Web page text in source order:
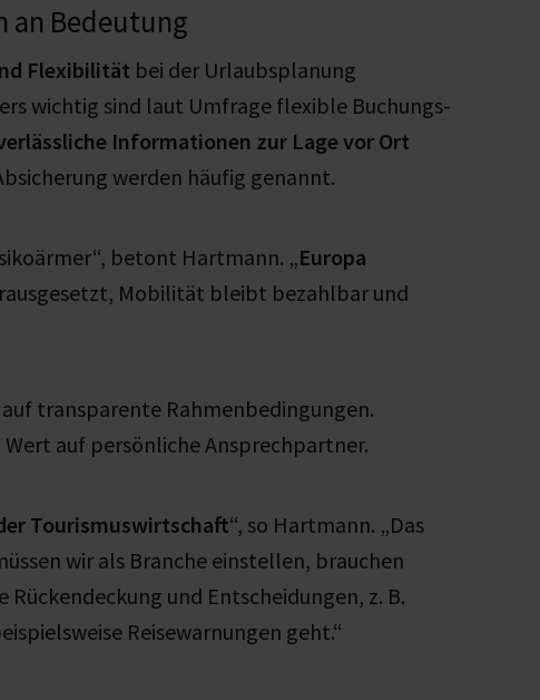
an Bedeutung
Flexibilität bei der Urlaubsplanung
wichtig sind laut Umfrage flexible Buchungs-
Informationen zur Lage vor Ort
werden häufig genannt.
betont Hartmann. „Europa
Mobilität bleibt bezahlbar und
transparente Rahmenbedingungen.
auf persönliche Ansprechpartner.
Tourismuswirtschaft“, so Hartmann. „Das
wir als Branche einstellen, brauchen
und Entscheidungen, z. B.
Reisewarnungen geht.“